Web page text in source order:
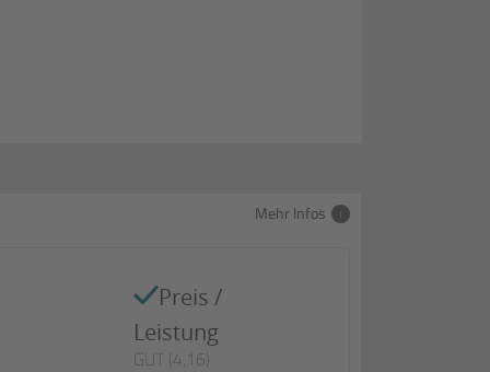
Mehr Infos
Preis /
Leistung
GUT (4,16)